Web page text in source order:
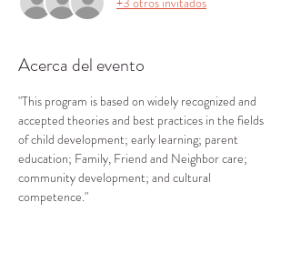
Acerca del evento
"This program is based on widely recognized and
accepted theories and best practices in the fields
of child development; early learning; parent
education; Family, Friend and Neighbor care;
community development; and cultural
competence."